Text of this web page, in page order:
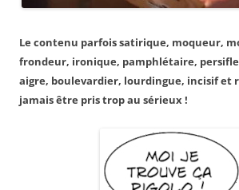
Le contenu parfois satirique, moqueur,
frondeur, ironique, pamphlétaire,
aigre, boulevardier, lourdingue, incisif et
jamais être pris trop au sérieux !